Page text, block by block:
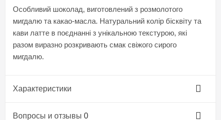
Особливий шоколад, виготовлений з розмолотого
мигдалю та какао-масла. Натуральний колір бісквіту та
кави латте в поєднанні з унікальною текстурою, які
разом виразно розкривають смак свіжого сирого
мигдалю.
Характеристики
Вопросы и отзывы 0